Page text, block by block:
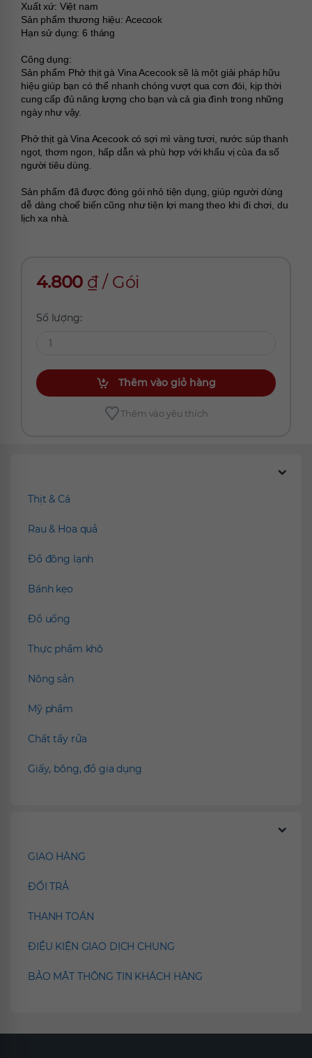
Xuất xứ: Việt nam
Sản phẩm thương hiệu: Acecook
Hạn sử dụng: 6 tháng
Công dụng:
Sản phẩm Phở thịt gà Vina Acecook sẽ là một giải pháp hữu
hiệu giúp bạn có thể nhanh chóng vượt qua cơn đói, kịp thời
cung cấp đủ năng lượng cho bạn và cả gia đình trong những
ngày như vậy.
Phở thịt gà Vina Acecook có sợi mì vàng tươi, nước súp thanh
ngọt, thơm ngon, hấp dẫn và phù hợp với khẩu vị của đa số
người tiêu dùng.
Sản phẩm đã được đóng gói nhỏ tiện dụng, giúp người dùng
dễ dàng choế biến cũng như tiện lợi mang theo khi đi chơi, du
lịch xa nhà.
4.800 ₫ / Gói
Số lượng:
Thêm vào giỏ hàng
Thêm vào yêu thích
Thịt & Cá
Rau & Hoa quả
Đồ đông lạnh
Bánh kẹo
Đồ uống
Thực phẩm khô
Nông sản
Mỹ phẩm
Chất tẩy rửa
Giấy, bông, đồ gia dụng
GIAO HÀNG
ĐỔI TRẢ
THANH TOÁN
ĐIỀU KIỆN GIAO DỊCH CHUNG
BẢO MẬT THÔNG TIN KHÁCH HÀNG